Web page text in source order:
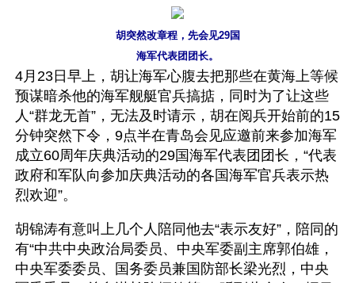
胡突然改章程，先会见29国
海军代表团团长。
4月23日早上，胡让海军心腹去把那些在黄海上等候
预谋暗杀他的海军舰艇官兵搞掂，同时为了让这些
人“群龙无首”，无法及时请示，胡在阅兵开始前的15
分钟突然下令，9点半在青岛会见应邀前来参加海军
成立60周年庆典活动的29国海军代表团团长，“代表
政府和军队向参加庆典活动的各国海军官兵表示热
烈欢迎”。
胡锦涛有意叫上几个人陪同他去“表示友好”，陪同的
有“中共中央政治局委员、中央军委副主席郭伯雄，
中央军委委员、国务委员兼国防部长梁光烈，中央